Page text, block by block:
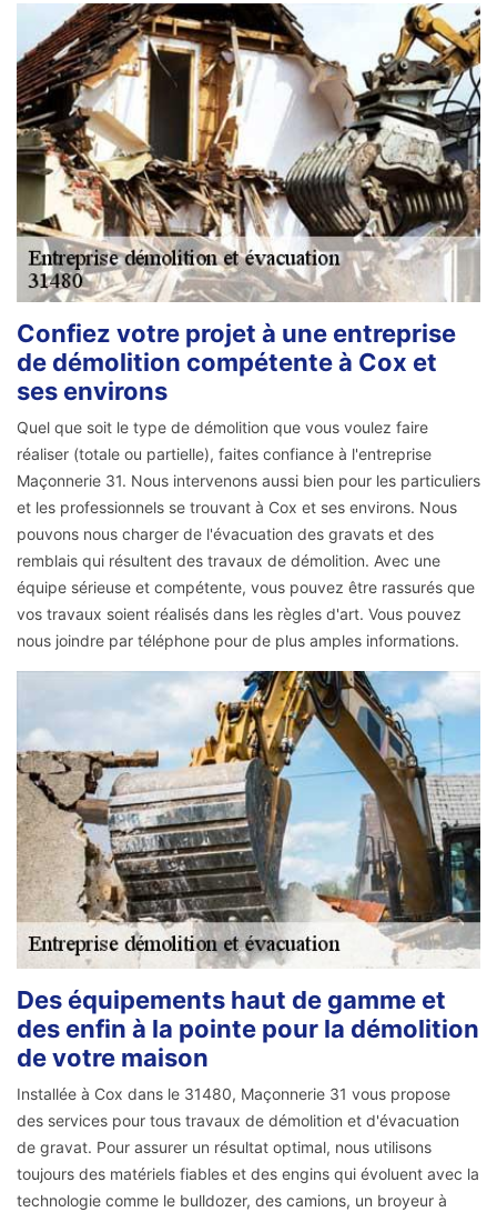
Confiez votre projet à une entreprise
de démolition compétente à Cox et
ses environs
Quel que soit le type de démolition que vous voulez faire
réaliser (totale ou partielle), faites confiance à l'entreprise
Maçonnerie 31. Nous intervenons aussi bien pour les particuliers
et les professionnels se trouvant à Cox et ses environs. Nous
pouvons nous charger de l'évacuation des gravats et des
remblais qui résultent des travaux de démolition. Avec une
équipe sérieuse et compétente, vous pouvez être rassurés que
vos travaux soient réalisés dans les règles d'art. Vous pouvez
nous joindre par téléphone pour de plus amples informations.
Des équipements haut de gamme et
des enfin à la pointe pour la démolition
de votre maison
Installée à Cox dans le 31480, Maçonnerie 31 vous propose
des services pour tous travaux de démolition et d'évacuation
de gravat. Pour assurer un résultat optimal, nous utilisons
toujours des matériels fiables et des engins qui évoluent avec la
technologie comme le bulldozer, des camions, un broyeur à